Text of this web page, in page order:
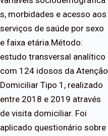
s, morbidades e acesso aos
serviços de saúde por sexo
e faixa etária.Método:
estudo transversal analítico
com 124 idosos da Atenção
Domiciliar Tipo 1, realizado
entre 2018 e 2019 através
de visita domiciliar. Foi
aplicado questionário sobre